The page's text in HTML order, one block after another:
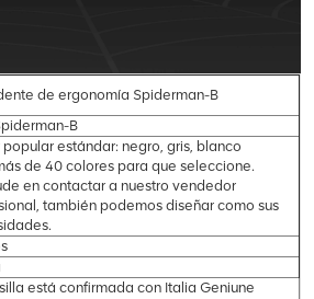
de ergonomía Spiderman-B
B
estándar: negro, gris, blanco
de 40 colores para que seleccione.
en contactar a nuestro vendedor
también podemos diseñar como sus
está confirmada con Italia Geniune